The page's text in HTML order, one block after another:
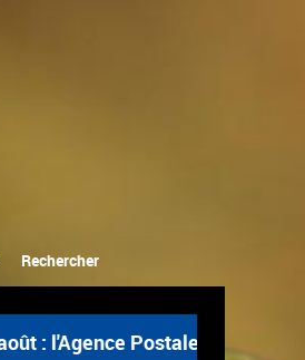
Rechercher
l'Agence Postale Communale